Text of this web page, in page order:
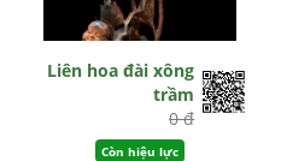
Liên hoa đài xông
trầm
0 đ
Còn hiệu lực